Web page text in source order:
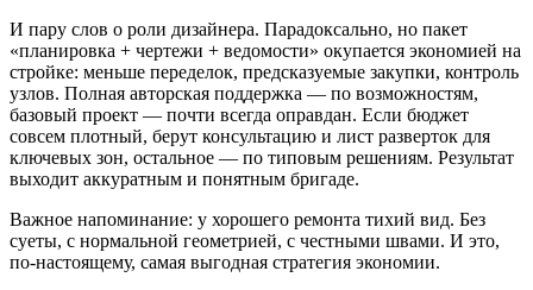
И пару слов о роли дизайнера. Парадоксально, но пакет
«планировка + чертежи + ведомости» окупается экономией на
стройке: меньше переделок, предсказуемые закупки, контроль
узлов. Полная авторская поддержка — по возможностям,
базовый проект — почти всегда оправдан. Если бюджет
совсем плотный, берут консультацию и лист разверток для
ключевых зон, остальное — по типовым решениям. Результат
выходит аккуратным и понятным бригаде.
Важное напоминание: у хорошего ремонта тихий вид. Без
суеты, с нормальной геометрией, с честными швами. И это,
по-настоящему, самая выгодная стратегия экономии.